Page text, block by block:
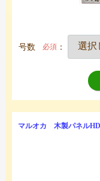
号数 必須 ：
マルオカ 木製パネル